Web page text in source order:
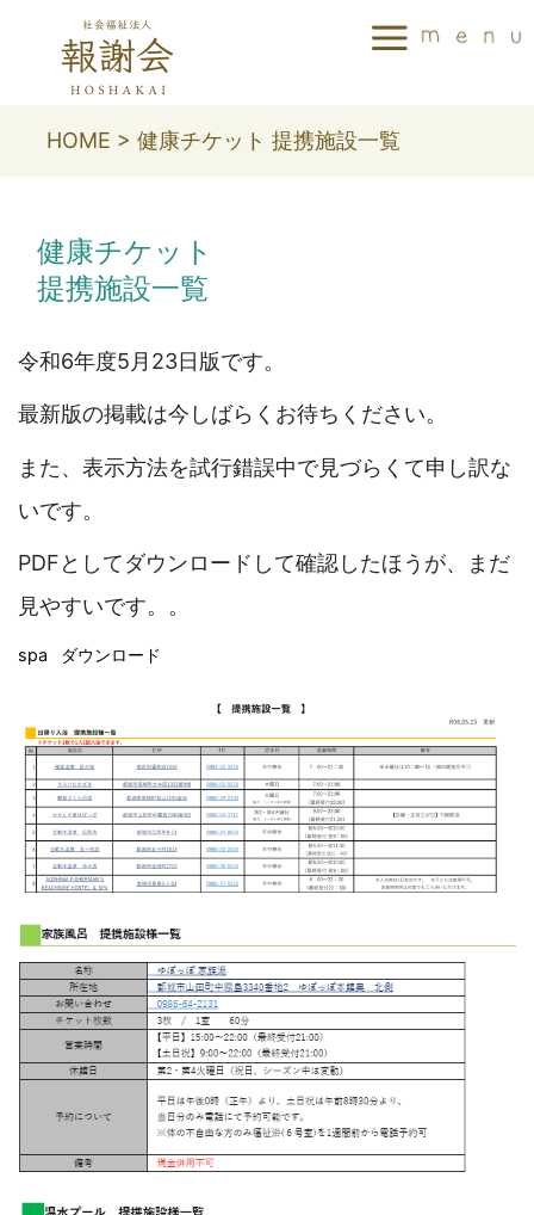
HOME > 健康チケット 提携施設一覧
健康チケット
提携施設一覧
令和6年度5月23日版です。
最新版の掲載は今しばらくお待ちください。
また、表示方法を試行錯誤中で見づらくて申し訳な
いです。
PDFとしてダウンロードして確認したほうが、まだ
見やすいです。。
spa ダウンロード